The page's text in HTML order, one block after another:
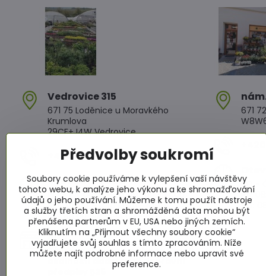
Vedrovice 315
671 75 Loděnice u Moravkého
Krumlova
29CF+J4W Vedrovice
+420 607 042 662
Otevírací doba
PO - PÁ: 08:00 - 11:00 13:00 - 17:00
SO : 08:00 - 11:30 13:00 - 16:30
NE : 08:00 - 11:30 14:00 - 16:00
Info
Žádáme zákazníky aby za všech
okolností dodržovali dopravní
671
PO -
PÁ:
SO:
Předvolby soukromí
Soubory cookie používáme k vylepšení vaší návštěvy
tohoto webu, k analýze jeho výkonu a ke shromažďování
údajů o jeho používání. Můžeme k tomu použít nástroje
a služby třetích stran a shromážděná data mohou být
přenášena partnerům v EU, USA nebo jiných zemích.
Kliknutím na „Přijmout všechny soubory cookie“
vyjadřujete svůj souhlas s tímto zpracováním. Níže
můžete najít podrobné informace nebo upravit své
preference.